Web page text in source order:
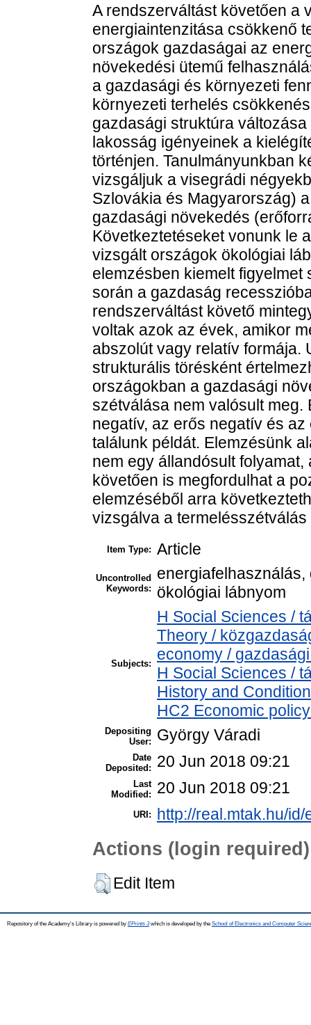
A rendszerváltást követően a
energiaintenzitása csökkenő
országok gazdaságai az
növekedési ütemű
a gazdasági és környezeti
környezeti terhelés
gazdasági struktúra
lakosság igényeinek a
történjen. Tanulmányunkban
vizsgáljuk a visegrádi
Szlovákia és Magyarország)
gazdasági növekedés
Következtetéseket vonunk le
vizsgált országok ökológiai
elemzésben kiemelt
során a gazdaság
rendszerváltást követő
voltak azok az évek, amikor
abszolút vagy relatív formája.
strukturális törésként
országokban a gazdasági
szétválása nem valósult
negatív, az erős negatív és
találunk példát. Elemzésünk
nem egy állandósult
követően is megfordulhat a
elemzéséből arra
vizsgálva a
Item Type: Article
Uncontrolled
Keywords:
ökológiai lábnyom
Subjects:
H Social Sciences /
Theory /
economy /
H Social Sciences /
History and
HC2 Economic
Depositing
User:
György Váradi
Date
Deposited:
20 Jun 2018 09:21
Last
Modified:
20 Jun 2018 09:21
URI: http://real.mtak.hu/
Actions (login required)
Edit Item
Repository of the Academy's Library is powered by EPrints 3which is developed by the School of Electronics and Computer